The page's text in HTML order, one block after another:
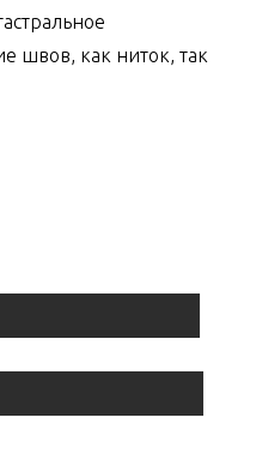
швов, как ниток, так